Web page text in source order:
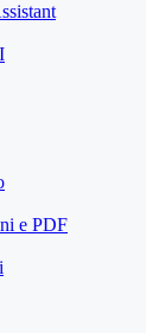
e PDF